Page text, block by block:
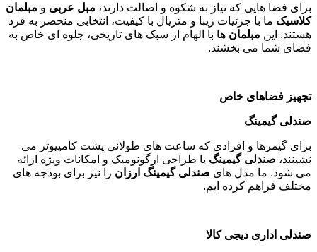
برای فضا هایی که نیاز به شکوه و اصالت دارند، مبل عربی و مبلمان
کلاسیک ما با جزئیات زیبا و متریال با کیفیت، انتخابی منحصر به فرد
هستند. این مبلمان ها با الهام از سبک های تاریخی، جلوه ای خاص به
فضای شما می بخشند.
تجهیز فضاهای خاص
صندلی گیمینگ
برای گیمرها و افرادی که ساعت های طولانی پشت کامپیوتر می
نشینند، صندلی گیمینگ با طراحی ارگونومیک و امکانات ویژه ارائه
می شود. ما مدل های صندلی گیمینگ ارزان را نیز برای بودجه های
مختلف فراهم کرده ایم.
صندلی اداری دیجی کالا